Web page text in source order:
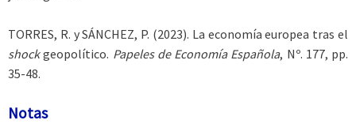
TORRES, R. ySÁNCHEZ, P. (2023). La economía europea tras el
shockgeopolítico. Papeles de Economía Española, Nº. 177, pp.
35-48.
Notas